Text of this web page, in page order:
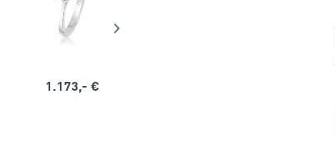
1.173,- €